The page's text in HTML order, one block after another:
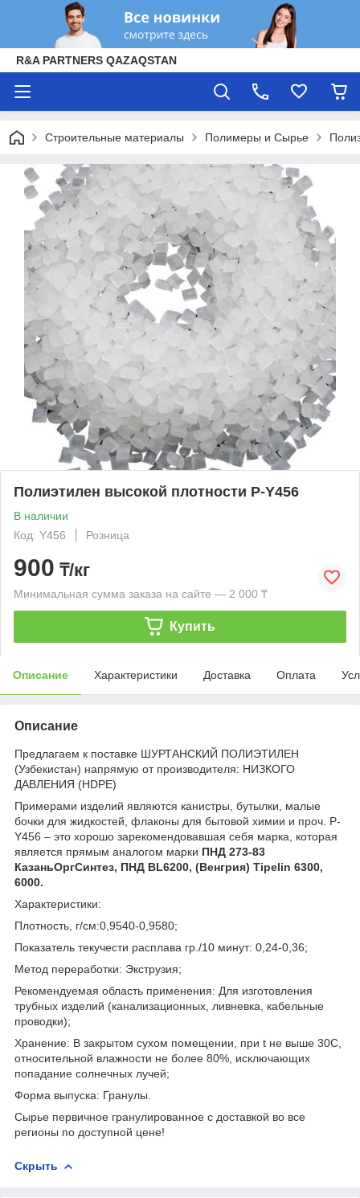
R&A PARTNERS QAZAQSTAN
Строительные материалы Полимеры и Сырье
Полиэтилен высокой плотности P-Y456
В наличии
Код: Y456
Розница
900 ₸/кг
Минимальная сумма заказа на сайте — 2 000 ₸
Купить
Описание Характеристики Доставка Оплата
Описание
Предлагаем к поставке ШУРТАНСКИЙ ПОЛИЭТИЛЕН
(Узбекистан) напрямую от производителя: НИЗКОГО
ДАВЛЕНИЯ (HDPE)
Примерами изделий являются канистры, бутылки, малые
бочки для жидкостей, флаконы для бытовой химии и проч. P-
Y456 – это хорошо зарекомендовавшая себя марка, которая
является прямым аналогом марки ПНД 273-83
КазаньОргСинтез, ПНД BL6200, (Венгрия) Tipelin 6300,
6000.
Характеристики:
Плотность, г/см:0,9540-0,9580;
Показатель текучести расплава гр./10 минут: 0,24-0,36;
Метод переработки: Экструзия;
Рекомендуемая область применения: Для изготовления
трубных изделий (канализационных, ливневка, кабельные
проводки);
Хранение: В закрытом сухом помещении, при t не выше 30С,
относительной влажности не более 80%, исключающих
попадание солнечных лучей;
Форма выпуска: Гранулы.
Сырье первичное гранулированное с доставкой во все
регионы по доступной цене!
Скрыть